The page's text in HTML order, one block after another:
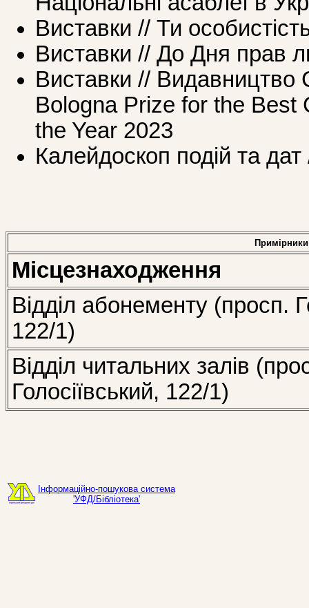
Виставки // Ти
Виставки // До Дня прав
Виставки // Видавництво
Bologna Prize for the Best
the Year 2023
Калейдоскоп подій та дат
Примірники
Місцезнаходження
Відділ абонементу (просп.
122/1)
Відділ читальних залів
Голосіївський, 122/1)
Інформаційно-пошукова система
'УФД/Бібліотека'